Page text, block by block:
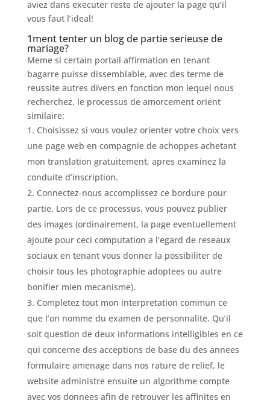
aviez dans executer reste de ajouter la page qu’il
vous faut l’ideal!
1ment tenter un blog de partie serieuse de
mariage?
Meme si certain portail affirmation en tenant
bagarre puisse dissemblable, avec des terme de
reussite autres divers en fonction mon lequel nous
recherchez, le processus de amorcement orient
similaire:
Choisissez si vous voulez orienter votre choix vers
une page web en compagnie de achoppes achetant
mon translation gratuitement, apres examinez la
conduite d’inscription.
Connectez-nous accomplissez ce bordure pour
partie. Lors de ce processus, vous pouvez publier
des images (ordinairement, la page eventuellement
ajoute pour ceci computation a l’egard de reseaux
sociaux en tenant vous donner la possibiliter de
choisir tous les photographie adoptees ou autre
bonifier mien mecanisme).
Completez tout mon interpretation commun ce
que l’on nomme du examen de personnalite. Qu’il
soit question de deux informations intelligibles en ce
qui concerne des acceptions de base du des annees
formulaire amenage dans nos rature de relief, le
website administre ensuite un algorithme compte
avec vos donnees afin de retrouver les affinites en